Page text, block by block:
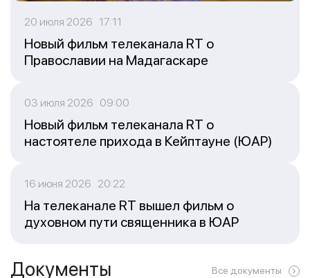
20 июля 2026 17:11
Новый фильм телеканала RT о
Православии на Мадагаскаре
03 июля 2026 09:00
Новый фильм телеканала RT о
настоятеле прихода в Кейптауне (ЮАР)
16 июня 2026 20:22
На телеканале RT вышел фильм о
духовном пути священника в ЮАР
Документы Все документы